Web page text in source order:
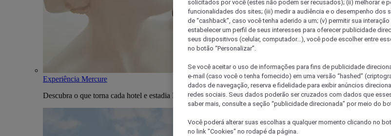
Experiência Mercure
Descubra o que torna cada hotel e estadia Mercure única
solicitados por você (estes não podem ser recusados); (ii) melhorar e
funcionalidades dos sites; (iii) medir a audiência e o desempenho dos
de “cashback”, caso você tenha aderido a um; (v) permitir sua
estabelecer um perfil de seus interesses para oferecer publicidade
seus dispositivos (celular, computador...), você pode escolher entre
no botão “Personalizar”.
Se você aceitar o uso de informações para fins de publicidade
e-mail (caso você o tenha fornecido) em uma versão “hashed”
dados de navegação, reserva e fidelidade para exibir anúncios
redes sociais. Seus dados poderão ser cruzados com dados que
saber mais, consulte a seção “publicidade direcionada” por meio do
Você poderá alterar suas escolhas a qualquer momento clicando no
no link "Cookies" no rodapé da página.